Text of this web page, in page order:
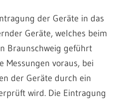
der Geräte in das
Geräte, welches beim
Braunschweig geführt
Messungen voraus, bei
der Geräte durch ein
wird. Die Eintragung